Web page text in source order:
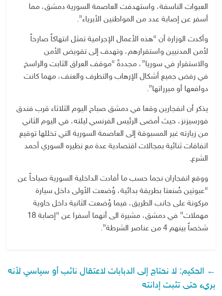
العبوات الناسفة، واستهدفت العاصمة السورية دمشق، مما
أسفر عن إصابة عدد من المواطنين الأبرياء”.
وأكدت الوزارة أن “هذه الأعمال الإجرامية تمثل انتهاكاً صارخاً
لأمن المدنيين واستقرارهم، وتهدف إلى تقويض الأمن
والاستقرار في سوريا”، مجددةً “موقف العراق الثابت والراسخ
في رفض جميع أشكال الإرهاب والتطرف والعنف، مهما كانت
دوافعها أو مبرراتها”.
يذكر أن انفجارين وقعا في دمشق صباح اليوم الثلاثاء قرب فندق
فورسيزنز، حيث أمضى الرئيس الفرنسي ليلته، في اليوم الثاني
من زيارته غير المسبوقة إلى العاصمة السورية التي تخللها توقيع
اتفاقات ثنائية بمجالات اقتصادية عدة مع نظيره السوري أحمد
الشرع.
ووقع انفجاران نجما حسب ما أفادت الداخلية السورية صباحاً عن
“عبوتين صُنعتا بطريقة بدائية، وُضعت الأولى داخل سيارة
مركونة على جانب الطريق، فيما وُضعت الثانية داخل حاوية
مهملات” في دمشق، مشيرة الى أنهما أسفرا عن “إصابة 18
شخصاً بينهم 4 من عناصر الشرطة”.
← الحكيم: لا نحتاج إلى الدبابات لاعتقال نائب أو سياسي لأنه
بريء حتى تثبت إدانته